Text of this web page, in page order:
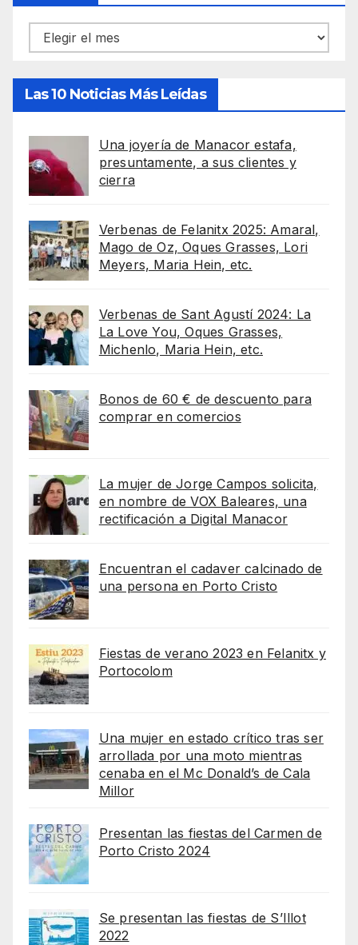
Archivos
Las 10 Noticias Más Leídas
Una joyería de Manacor estafa,
presuntamente, a sus clientes y
cierra
Verbenas de Felanitx 2025: Amaral,
Mago de Oz, Oques Grasses, Lori
Meyers, Maria Hein, etc.
Verbenas de Sant Agustí 2024: La
La Love You, Oques Grasses,
Michenlo, Maria Hein, etc.
Bonos de 60 € de descuento para
comprar en comercios
La mujer de Jorge Campos solicita,
en nombre de VOX Baleares, una
rectificación a Digital Manacor
Encuentran el cadaver calcinado de
una persona en Porto Cristo
Fiestas de verano 2023 en Felanitx y
Portocolom
Una mujer en estado crítico tras ser
arrollada por una moto mientras
cenaba en el Mc Donald’s de Cala
Millor
Presentan las fiestas del Carmen de
Porto Cristo 2024
Se presentan las fiestas de S’Illot
2022